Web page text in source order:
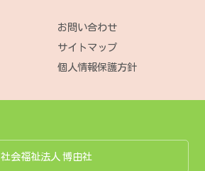
お問い合わせ
サイトマップ
個人情報保護方針
社会福祉法人 博由社